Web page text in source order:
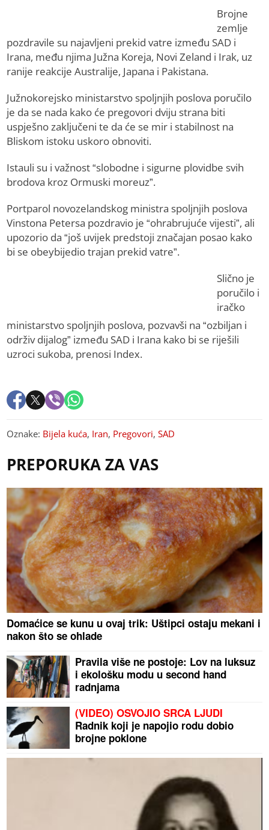
Brojne
zemlje
pozdravile su najavljeni prekid vatre između SAD i
Irana, među njima Južna Koreja, Novi Zeland i Irak, uz
ranije reakcije Australije, Japana i Pakistana.
Južnokorejsko ministarstvo spoljnjih poslova poručilo
je da se nada kako će pregovori dviju strana biti
uspješno zaključeni te da će se mir i stabilnost na
Bliskom istoku uskoro obnoviti.
Istauli su i važnost “slobodne i sigurne plovidbe svih
brodova kroz Ormuski moreuz”.
Portparol novozelandskog ministra spoljnjih poslova
Vinstona Petersa pozdravio je “ohrabrujuće vijesti”, ali
upozorio da “još uvijek predstoji značajan posao kako
bi se obeybijedio trajan prekid vatre”.
Slično je
poručilo i
iračko
ministarstvo spoljnjih poslova, pozvavši na “ozbiljan i
održiv dijalog” između SAD i Irana kako bi se riješili
uzroci sukoba, prenosi Index.
Oznake: Bijela kuća, Iran, Pregovori,SAD
PREPORUKA ZA VAS
Domaćice se kunu u ovaj trik: Uštipci ostaju mekani i
nakon što se ohlade
Pravila više ne postoje: Lov na luksuz
i ekološku modu u second hand
radnjama
(VIDEO) OSVOJIO SRCA LJUDI
Radnik koji je napojio rodu dobio
brojne poklone